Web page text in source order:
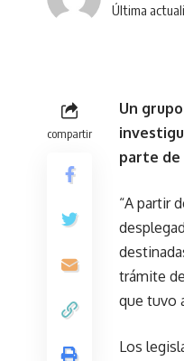
Última
compartir
Un
parte de
“A partir
trámite
que tuvo
Los